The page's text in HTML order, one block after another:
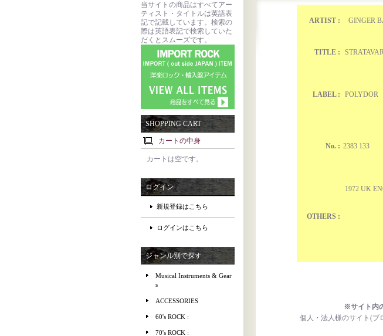
当サイトの商品はすべてアー
ティスト・タイトルは英語表
記で記載しています。検索の
際は英語表記で検索していた
だくとスムーズです。
SHOPPING CART
カートの中身
カートは空です。
ログイン
新規登録はこちら
ログインはこちら
ジャンル別で探す
Musical Instruments & Gear
s
ACCESSORIES
60's ROCK :
70's ROCK :
ARTIST : GINGER
TITLE :
LABEL : POLYDOR
No. : 2383 133
OTHERS :
1972 UK
※サイト内
個人・法人様のサイト(ブ